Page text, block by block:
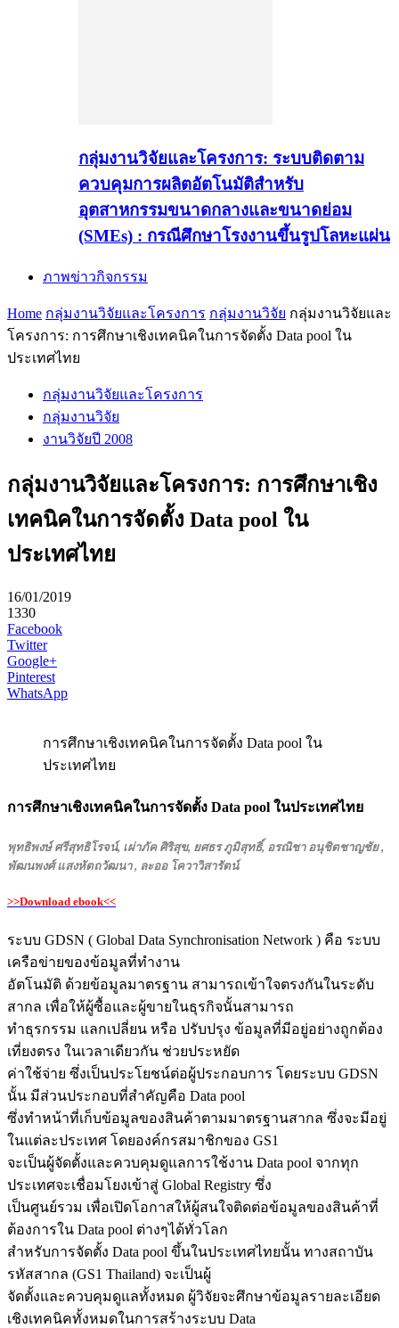
กลุ่มงานวิจัยและโครงการ: ระบบติดตาม
ควบคุมการผลิตอัตโนมัติสำหรับ
อุตสาหกรรมขนาดกลางและขนาดย่อม
(SMEs) : กรณีศึกษาโรงงานขึ้นรูปโลหะแผ่น
ภาพข่าวกิจกรรม
Home กลุ่มงานวิจัยและโครงการ กลุ่มงานวิจัย กลุ่มงานวิจัยและ
โครงการ: การศึกษาเชิงเทคนิคในการจัดตั้ง Data pool ใน
ประเทศไทย
กลุ่มงานวิจัยและโครงการ
กลุ่มงานวิจัย
งานวิจัยปี 2008
กลุ่มงานวิจัยและโครงการ: การศึกษาเชิง
เทคนิคในการจัดตั้ง Data pool ใน
ประเทศไทย
16/01/2019
1330
Facebook
Twitter
Google+
Pinterest
WhatsApp
การศึกษาเชิงเทคนิคในการจัดตั้ง Data pool ใน
ประเทศไทย
การศึกษาเชิงเทคนิคในการจัดตั้ง Data pool ในประเทศไทย
พุทธิพงษ์ ศรีสุทธิโรจน์, เผ่าภัค ศิริสุข, ยศธร ภูมิสุทธิ์, อรณิชา อนุชิตชาญชัย ,
พัฒนพงศ์ แสงหัตถวัฒนา , ละออ โควาวิสารัตน์
>>Download ebook<<
ระบบ GDSN ( Global Data Synchronisation Network ) คือ ระบบ
เครือข่ายของข้อมูลที่ทำงาน
อัตโนมัติ ด้วยข้อมูลมาตรฐาน สามารถเข้าใจตรงกันในระดับ
สากล เพื่อให้ผู้ซื้อและผู้ขายในธุรกิจนั้นสามารถ
ทำธุรกรรม แลกเปลี่ยน หรือ ปรับปรุง ข้อมูลที่มีอยู่อย่างถูกต้อง
เที่ยงตรง ในเวลาเดียวกัน ช่วยประหยัด
ค่าใช้จ่าย ซึ่งเป็นประโยชน์ต่อผู้ประกอบการ โดยระบบ GDSN
นั้น มีส่วนประกอบที่สำคัญคือ Data pool
ซึ่งทำหน้าที่เก็บข้อมูลของสินค้าตามมาตรฐานสากล ซึ่งจะมีอยู่
ในแต่ละประเทศ โดยองค์กรสมาชิกของ GS1
จะเป็นผู้จัดตั้งและควบคุมดูแลการใช้งาน Data pool จากทุก
ประเทศจะเชื่อมโยงเข้าสู่ Global Registry ซึ่ง
เป็นศูนย์รวม เพื่อเปิดโอกาสให้ผู้สนใจติดต่อข้อมูลของสินค้าที่
ต้องการใน Data pool ต่างๆได้ทั่วโลก
สำหรับการจัดตั้ง Data pool ขึ้นในประเทศไทยนั้น ทางสถาบัน
รหัสสากล (GS1 Thailand) จะเป็นผู้
จัดตั้งและควบคุมดูแลทั้งหมด ผู้วิจัยจะศึกษาข้อมูลรายละเอียด
เชิงเทคนิคทั้งหมดในการสร้างระบบ Data